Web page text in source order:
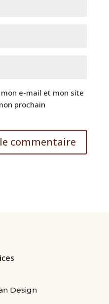
e-mail et mon site
prochain
Design